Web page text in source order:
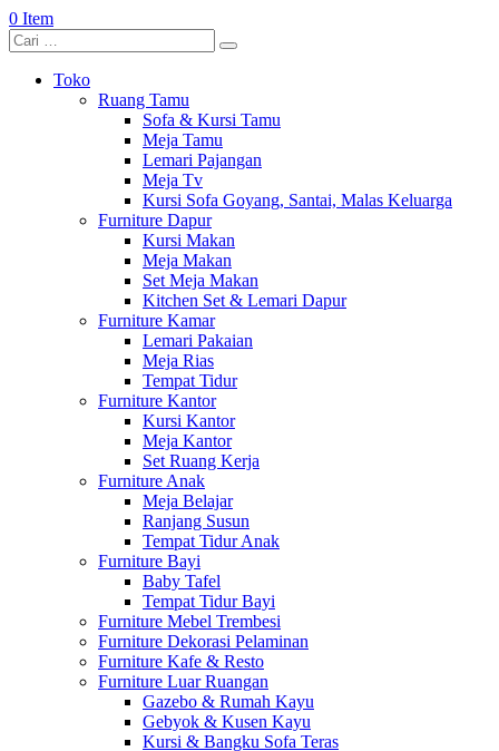
0 Item
Toko
Ruang Tamu
Sofa & Kursi Tamu
Meja Tamu
Lemari Pajangan
Meja Tv
Kursi Sofa Goyang, Santai, Malas Keluarga
Furniture Dapur
Kursi Makan
Meja Makan
Set Meja Makan
Kitchen Set & Lemari Dapur
Furniture Kamar
Lemari Pakaian
Meja Rias
Tempat Tidur
Furniture Kantor
Kursi Kantor
Meja Kantor
Set Ruang Kerja
Furniture Anak
Meja Belajar
Ranjang Susun
Tempat Tidur Anak
Furniture Bayi
Baby Tafel
Tempat Tidur Bayi
Furniture Mebel Trembesi
Furniture Dekorasi Pelaminan
Furniture Kafe & Resto
Furniture Luar Ruangan
Gazebo & Rumah Kayu
Gebyok & Kusen Kayu
Kursi & Bangku Sofa Teras